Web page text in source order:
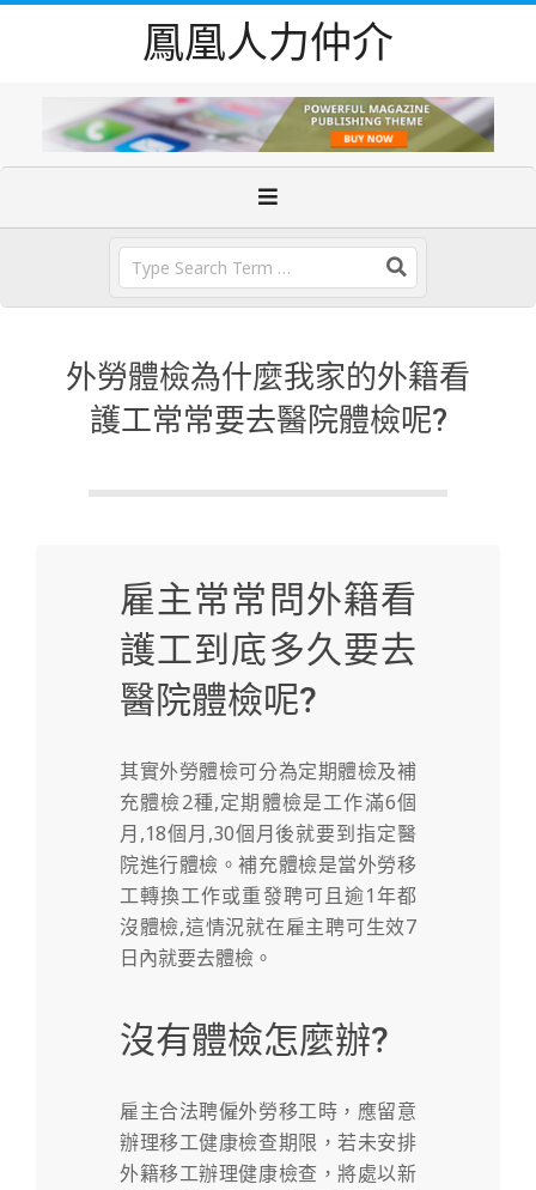
鳳凰人力仲介
外勞體檢為什麼我家的外籍看
護工常常要去醫院體檢呢?
雇主常常問外籍看
護工到底多久要去
醫院體檢呢?
其實外勞體檢可分為定期體檢及補
充體檢2種,定期體檢是工作滿6個
月,18個月,30個月後就要到指定醫
院進行體檢。補充體檢是當外勞移
工轉換工作或重發聘可且逾1年都
沒體檢,這情況就在雇主聘可生效7
日內就要去體檢。
沒有體檢怎麼辦?
雇主合法聘僱外勞移工時，應留意
辦理移工健康檢查期限，若未安排
外籍移工辦理健康檢查，將處以新